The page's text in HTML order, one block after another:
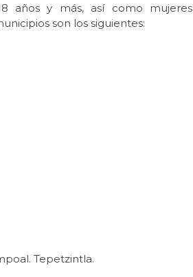
años y más, así como mujeres
son los siguientes:
Tepetzintla.